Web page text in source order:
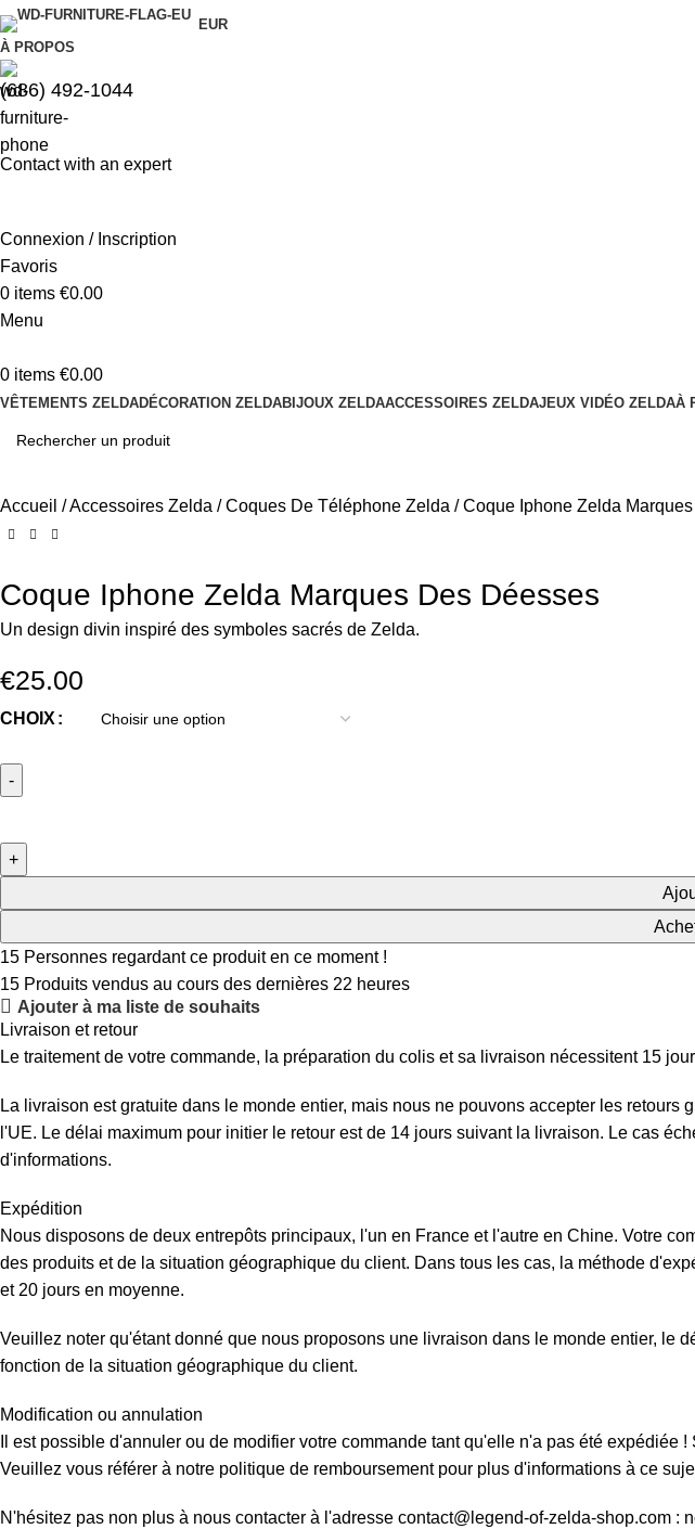
EUR
À PROPOS
(686) 492-1044
Contact with an expert
Connexion / Inscription
Favoris
0 items €0.00
Menu
0 items €0.00
VÊTEMENTS ZELDADÉCORATION ZELDABIJOUX ZELDAACCESSOIRES ZELDAJEUX VIDÉO ZELDAÀ
Accueil Accessoires Zelda Coques De Téléphone Zelda Coque Iphone Zelda
Coque Iphone Zelda Marques Des Déesses
Un design divin inspiré des symboles sacrés de Zelda.
€25.00
CHOIX
15 Personnes regardant ce produit en ce moment !
15 Produits vendus au cours des dernières 22 heures
Ajouter à ma liste de souhaits
Livraison et retour
Le traitement de votre commande, la préparation du colis et sa livraison nécessitent 15
La livraison est gratuite dans le monde entier, mais nous ne pouvons accepter les
l'UE. Le délai maximum pour initier le retour est de 14 jours suivant la livraison. Le cas
d'informations.
Expédition
Nous disposons de deux entrepôts principaux, l'un en France et l'autre en Chine. Votre
des produits et de la situation géographique du client. Dans tous les cas, la méthode
et 20 jours en moyenne.
Veuillez noter qu'étant donné que nous proposons une livraison dans le monde entier, le
fonction de la situation géographique du client.
Modification ou annulation
Il est possible d'annuler ou de modifier votre commande tant qu'elle n'a pas été
Veuillez vous référer à notre politique de remboursement pour plus d'informations à ce
N'hésitez pas non plus à nous contacter à l'adresse contact@legend-of-zelda-shop.com :